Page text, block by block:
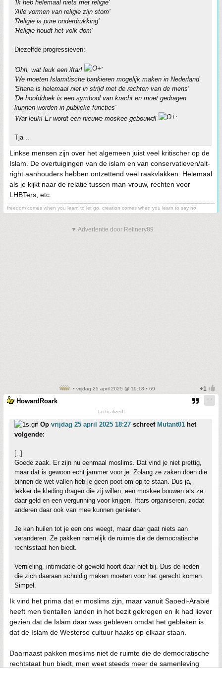
'Ik heb helemaal niets met religie'
'Alle vormen van religie zijn stom'
'Religie is pure onderdrukking'
'Religie houdt het volk dom'
Diezelfde progressieven:
'Ohh, wat leuk een iftar!
'
'We moeten Islamitische bankieren mogelijk maken in Nederland
'Sharia is helemaal niet in strijd met de rechten van de mens'
'De hoofddoek is een symbool van kracht en moet gedragen
kunnen worden in publieke functies'
'Wat leuk! Er wordt een nieuwe moskee gebouwd!
'
Tja ..
Linkse mensen zijn over het algemeen juist veel kritischer op de
Islam. De overtuigingen van de islam en van conservatieven/alt-
right aanhouders hebben ontzettend veel raakvlakken. Helemaal
als je kijkt naar de relatie tussen man-vrouw, rechten voor
LHBTers, etc.
freedom comes when you learn to let go, creation comes when you learn to say no.
▼ Advertentie door Refinery89
• vrijdag 25 april 2025 @ 19:18 • 69
HowardRoark
Tacticalized!
Op vrijdag 25 april 2025 18:27 schreef Mutant01 het
volgende:
[..]
Goede zaak. Er zijn nu eenmaal moslims. Dat vind je niet prettig,
maar dat is gewoon echt jammer voor je. Zolang ze zaken doen die
binnen de wet vallen heb je geen poot om op te staan. Dus ja,
lekker de kleding dragen die zij willen, een moskee bouwen als ze
daar geld en een vergunning voor krijgen. Iftars organiseren, zodat
anderen daar ook van mee kunnen genieten.
Je kan huilen tot je een ons weegt, maar daar gaat niets aan
veranderen. Ze pakken namelijk de ruimte die de democratische
rechtsstaat hen biedt.
Vernieling, intimidatie of geweld hoort daar niet bij. Dus de lieden
die zich daaraan schuldig maken moeten voor het gerecht komen.
Simpel.
Ik vind het prima dat er moslims zijn, maar vanuit Saoedi-Arabië
heeft men tientallen landen in het bezit gekregen en ik had liever
gezien dat de Islam daar was gebleven omdat het gebleken is
dat de Islam de Westerse cultuur haaks op elkaar staan.
Daarnaast pakken moslims niet de ruimte die de democratische
rechtstaat hun biedt, men weet steeds meer de samenleving